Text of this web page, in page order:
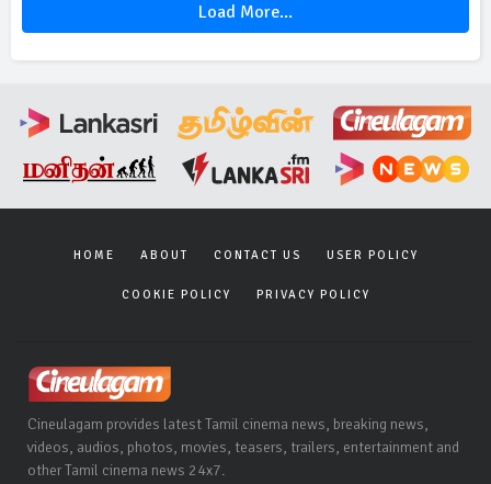
Load More...
HOME ABOUT CONTACT US USER POLICY
COOKIE POLICY PRIVACY POLICY
Cineulagam provides latest Tamil cinema news, breaking news,
videos, audios, photos, movies, teasers, trailers, entertainment and
other Tamil cinema news 24x7.